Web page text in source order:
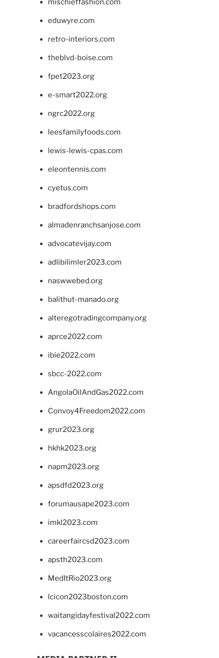
mischieffashion.com
eduwyre.com
retro-interiors.com
theblvd-boise.com
fpet2023.org
e-smart2022.org
ngrc2022.org
leesfamilyfoods.com
lewis-lewis-cpas.com
eleontennis.com
cyetus.com
bradfordshops.com
almadenranchsanjose.com
advocatevijay.com
adlibilimler2023.com
naswwebed.org
balithut-manado.org
alteregotradingcompany.org
aprce2022.com
ibie2022.com
sbcc-2022.com
AngolaOilAndGas2022.com
Convoy4Freedom2022.com
grur2023.org
hkhk2023.org
napm2023.org
apsdfd2023.org
forumausape2023.com
imkl2023.com
careerfaircsd2023.com
apsth2023.com
MedItRio2023.org
lcicon2023boston.com
waitangidayfestival2022.com
vacancesscolaires2022.com